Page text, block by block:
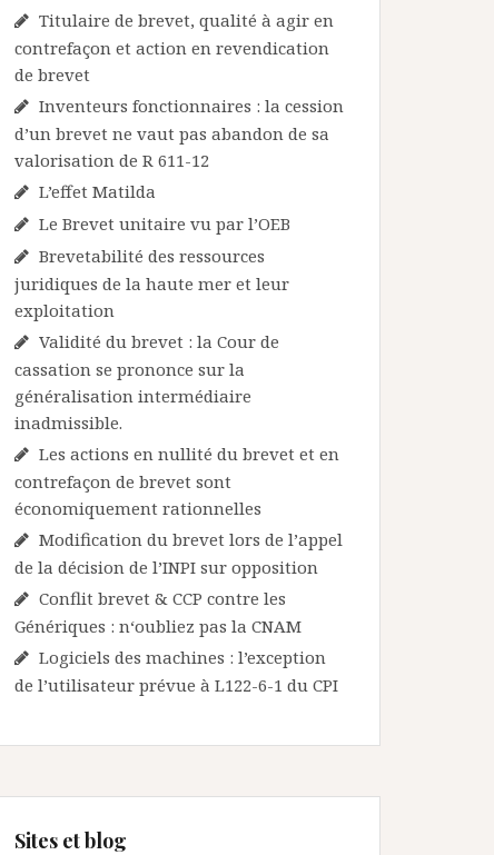
Titulaire de brevet, qualité à agir en
contrefaçon et action en revendication
de brevet
Inventeurs fonctionnaires : la cession
d’un brevet ne vaut pas abandon de sa
valorisation de R 611-12
L’effet Matilda
Le Brevet unitaire vu par l’OEB
Brevetabilité des ressources
juridiques de la haute mer et leur
exploitation
Validité du brevet : la Cour de
cassation se prononce sur la
généralisation intermédiaire
inadmissible.
Les actions en nullité du brevet et en
contrefaçon de brevet sont
économiquement rationnelles
Modification du brevet lors de l’appel
de la décision de l’INPI sur opposition
Conflit brevet & CCP contre les
Génériques : n‘oubliez pas la CNAM
Logiciels des machines : l’exception
de l’utilisateur prévue à L122-6-1 du CPI
Sites et blog